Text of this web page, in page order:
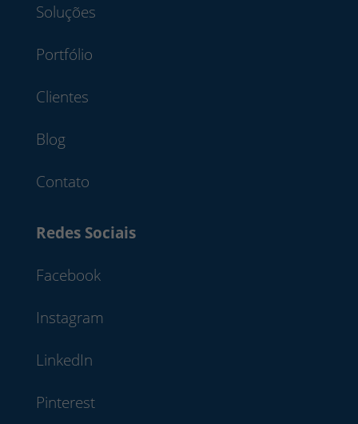
Soluções
Portfólio
Clientes
Blog
Contato
Redes Sociais
Facebook
Instagram
LinkedIn
Pinterest